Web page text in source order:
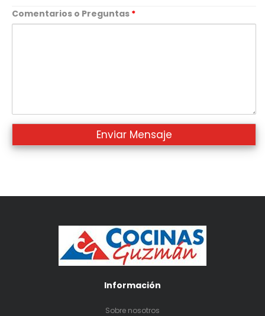
Comentarios o Preguntas *
Información
Sobre nosotros